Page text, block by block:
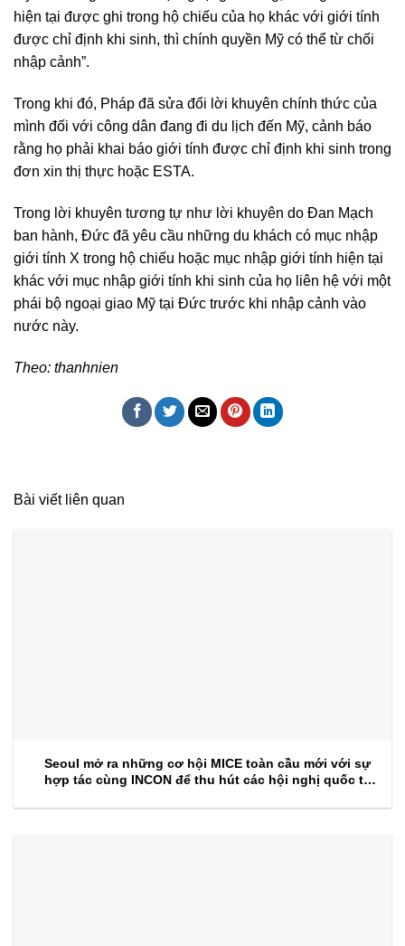
hiện tại được ghi trong hộ chiếu của họ khác với giới tính
được chỉ định khi sinh, thì chính quyền Mỹ có thể từ chối
nhập cảnh”.
Trong khi đó, Pháp đã sửa đổi lời khuyên chính thức của
mình đối với công dân đang đi du lịch đến Mỹ, cảnh báo
rằng họ phải khai báo giới tính được chỉ định khi sinh trong
đơn xin thị thực hoặc ESTA.
Trong lời khuyên tương tự như lời khuyên do Đan Mạch
ban hành, Đức đã yêu cầu những du khách có mục nhập
giới tính X trong hộ chiếu hoặc mục nhập giới tính hiện tại
khác với mục nhập giới tính khi sinh của họ liên hệ với một
phái bộ ngoại giao Mỹ tại Đức trước khi nhập cảnh vào
nước này.
Theo: thanhnien
Bài viết liên quan
Seoul mở ra những cơ hội MICE toàn cầu mới với sự
hợp tác cùng INCON để thu hút các hội nghị quốc tế